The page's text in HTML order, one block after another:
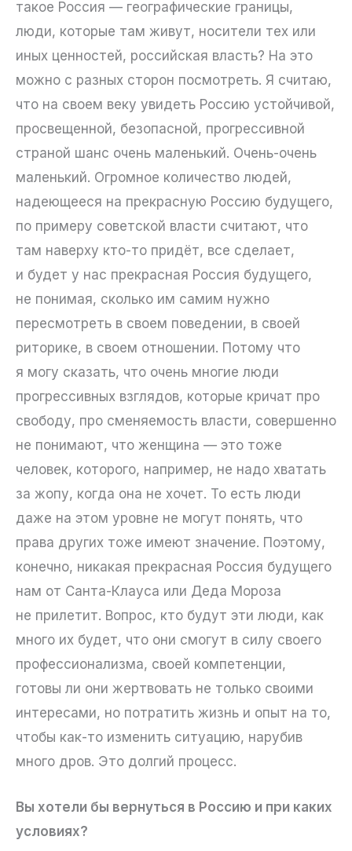
такое Россия — географические границы,
люди, которые там живут, носители тех или
иных ценностей, российская власть? На это
можно с разных сторон посмотреть. Я считаю,
что на своем веку увидеть Россию устойчивой,
просвещенной, безопасной, прогрессивной
страной шанс очень маленький. Очень-очень
маленький. Огромное количество людей,
надеющееся на прекрасную Россию будущего,
по примеру советской власти считают, что
там наверху кто-то придёт, все сделает,
и будет у нас прекрасная Россия будущего,
не понимая, сколько им самим нужно
пересмотреть в своем поведении, в своей
риторике, в своем отношении. Потому что
я могу сказать, что очень многие люди
прогрессивных взглядов, которые кричат про
свободу, про сменяемость власти, совершенно
не понимают, что женщина — это тоже
человек, которого, например, не надо хватать
за жопу, когда она не хочет. То есть люди
даже на этом уровне не могут понять, что
права других тоже имеют значение. Поэтому,
конечно, никакая прекрасная Россия будущего
нам от Санта-Клауса или Деда Мороза
не прилетит. Вопрос, кто будут эти люди, как
много их будет, что они смогут в силу своего
профессионализма, своей компетенции,
готовы ли они жертвовать не только своими
интересами, но потратить жизнь и опыт на то,
чтобы как-то изменить ситуацию, нарубив
много дров. Это долгий процесс.
Вы хотели бы вернуться в Россию и при каких
условиях?